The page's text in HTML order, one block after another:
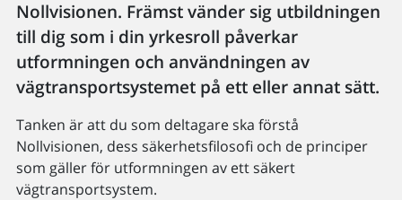
Nollvisionen. Främst vänder sig utbildningen
till dig som i din yrkesroll påverkar
utformningen och användningen av
vägtransportsystemet på ett eller annat sätt.
Tanken är att du som deltagare ska förstå
Nollvisionen, dess säkerhetsfilosofi och de principer
som gäller för utformningen av ett säkert
vägtransportsystem.